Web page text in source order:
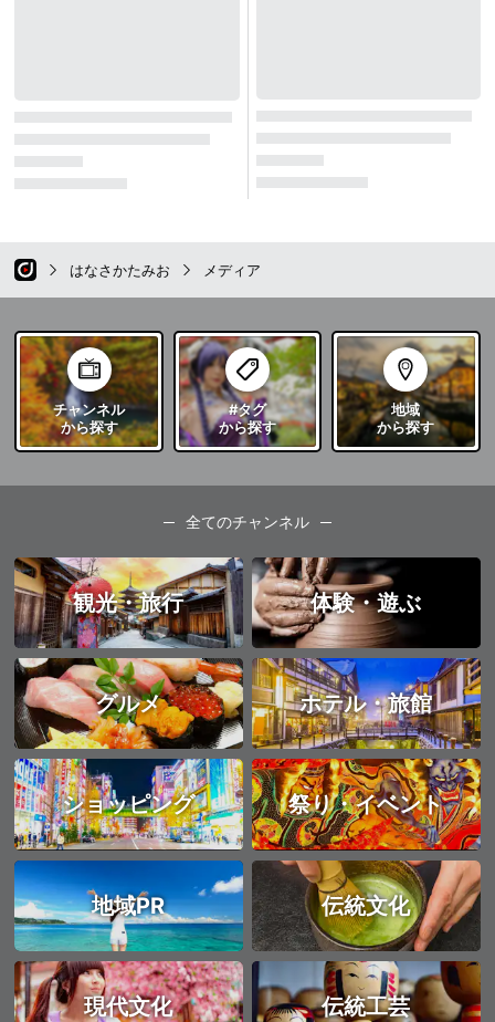
はなさかたみお メディア
チャンネル
から探す
#タグ
から探す
地域
から探す
全てのチャンネル
観光・旅行 体験・遊ぶ
グルメ ホテル・旅館
ショッピング 祭り・イベント
地域PR 伝統文化
現代文化 伝統工芸